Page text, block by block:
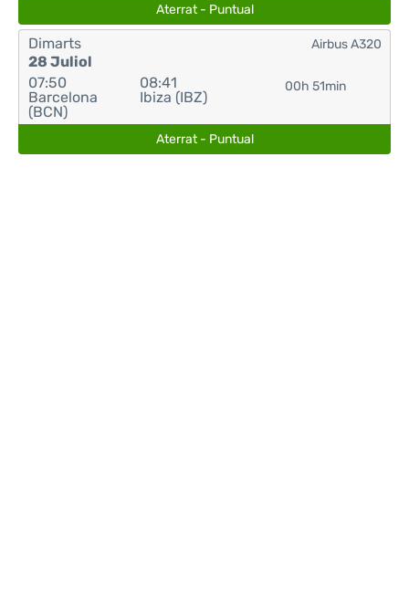
Aterrat - Puntual
Dimarts
28 Juliol
07:50
Barcelona
(BCN)
08:41
Ibiza (IBZ)
00h 51min
Airbus A320
Aterrat - Puntual